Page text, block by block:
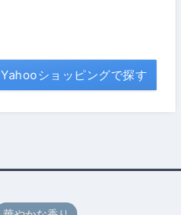
Yahooショッピングで探す